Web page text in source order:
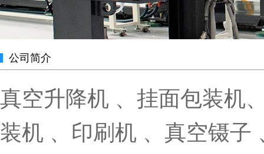
公司简介
真空升降机 、挂面包装机
装机 、印刷机 、真空镊子